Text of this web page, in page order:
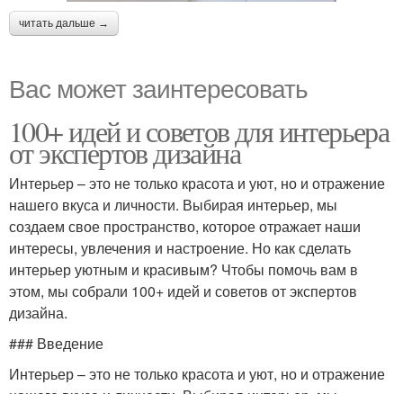
читать дальше →
Вас может заинтересовать
100+ идей и советов для интерьера
от экспертов дизайна
Интерьер – это не только красота и уют, но и отражение
нашего вкуса и личности. Выбирая интерьер, мы
создаем свое пространство, которое отражает наши
интересы, увлечения и настроение. Но как сделать
интерьер уютным и красивым? Чтобы помочь вам в
этом, мы собрали 100+ идей и советов от экспертов
дизайна.
### Введение
Интерьер – это не только красота и уют, но и отражение